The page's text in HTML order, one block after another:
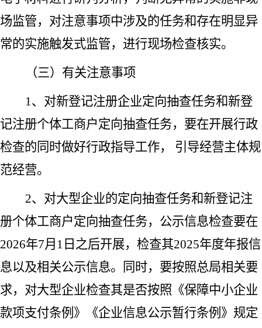
场监管，对注意事项中涉及的任务和存在明显异
常的实施触发式监管，进行现场检查核实。
（三）有关注意事项
1、对新登记注册企业定向抽查任务和新登
记注册个体工商户定向抽查任务，要在开展行政
检查的同时做好行政指导工作， 引导经营主体规
范经营。
2、对大型企业的定向抽查任务和新登记注
册个体工商户定向抽查任务，公示信息检查要在
2026年7月1日之后开展，检查其2025年度年报信
息以及相关公示信息。同时，要按照总局相关要
求，对大型企业检查其是否按照《保障中小企业
款项支付条例》《企业信息公示暂行条例》规定